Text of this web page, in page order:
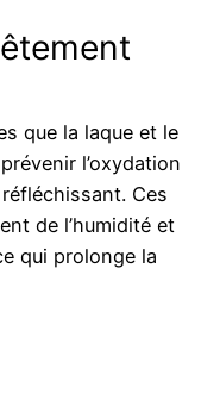
que la laque et le
l’oxydation
Ces
de l’humidité et
qui prolonge la